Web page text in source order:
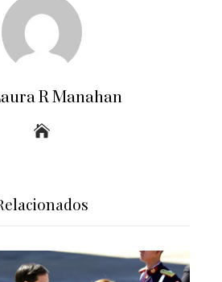
R Manahan